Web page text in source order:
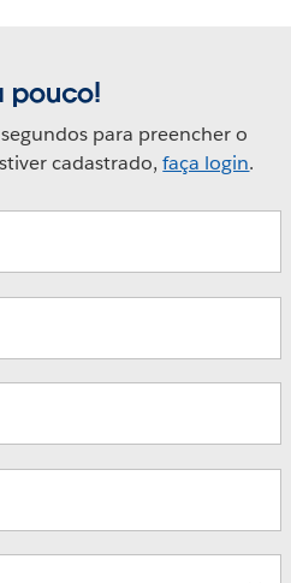
pouco!
para preencher o
cadastrado,faça login.